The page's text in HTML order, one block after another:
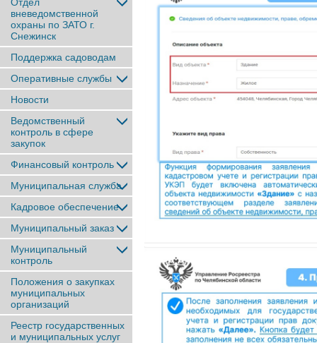
вневедомственной
охраны по ЗАТО г.
Снежинск
Поддержка садоводам
Оперативные службы
Новости
Ведомственный
контроль в сфере
закупок
Финансовый контроль
Муниципальная служба
Кадровое обеспечение
Муниципальный заказ
Муниципальный
контроль
Положения о закупках
муниципальных
организаций
Реестр государственных
и муниципальных услуг